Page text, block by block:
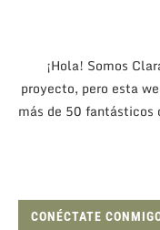
¡Hola! Somos
proyecto, pero esta
más de 50 fantásticos
CONÉCTATE